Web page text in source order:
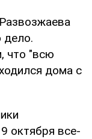
дело.
что "всю
дома с
октября все-